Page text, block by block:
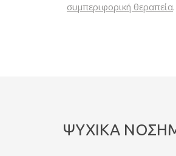
συμπεριφορική θεραπεία.
ΨΥΧΙΚΑ